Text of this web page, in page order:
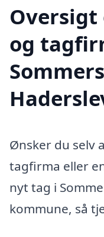
og
Ønsker du selv
tagfirma eller
nyt tag i
kommune, så